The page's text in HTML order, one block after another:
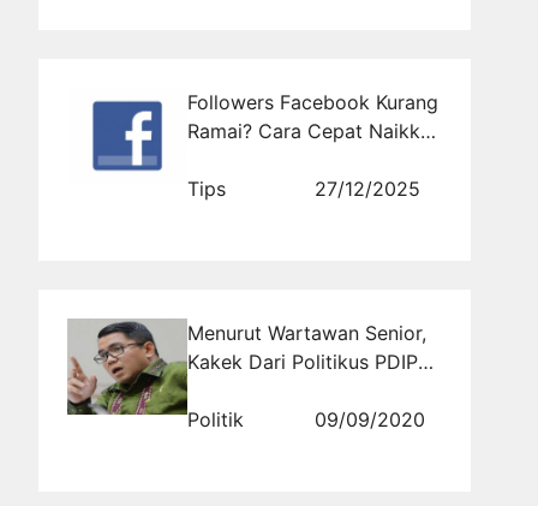
Followers Facebook Kurang
Ramai? Cara Cepat Naikkan
Jasa Follow Profesional
Tips 27/12/2025
Menurut Wartawan Senior,
Kakek Dari Politikus PDIP
Pendiri PKI Sumbar
Politik 09/09/2020